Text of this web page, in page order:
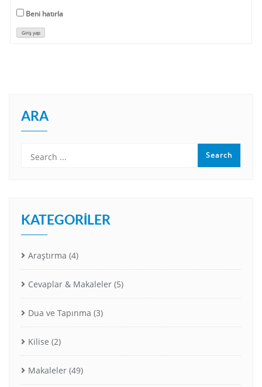
Beni hatırla
Giriş yap
ARA
KATEGORILER
Araştırma (4)
Cevaplar & Makaleler (5)
Dua ve Tapınma (3)
Kilise (2)
Makaleler (49)